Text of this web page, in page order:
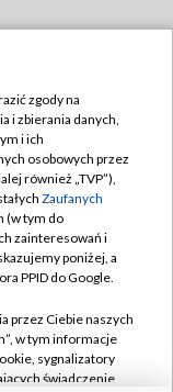
zgody na
i zbierania danych,
i ich
osobowych przez
również „TVP”),
Zaufanych
(w tym do
zainteresowań i
poniżej, a
PPID do Google.
przez Ciebie naszych
w tym informacje
sygnalizatory
świadczenie